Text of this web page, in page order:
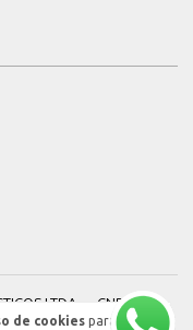
de cookies para
LTDA — CNPJ:
reservados.